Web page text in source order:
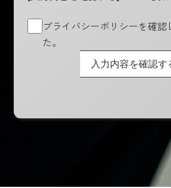
プライバシーポリシーを確認
た。